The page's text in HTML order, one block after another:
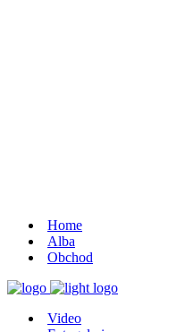
Home
Alba
Obchod
Video